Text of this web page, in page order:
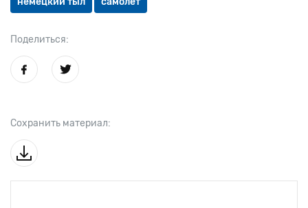
Поделиться:
Сохранить материал: